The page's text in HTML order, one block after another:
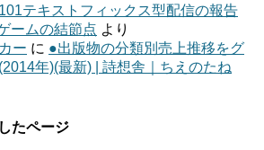
テキストフィックス型配信の報告
ームの結節点 より
ー に ●出版物の分類別売上推移をグ
年)(最新) | 詩想舎｜ちえのたね
たページ